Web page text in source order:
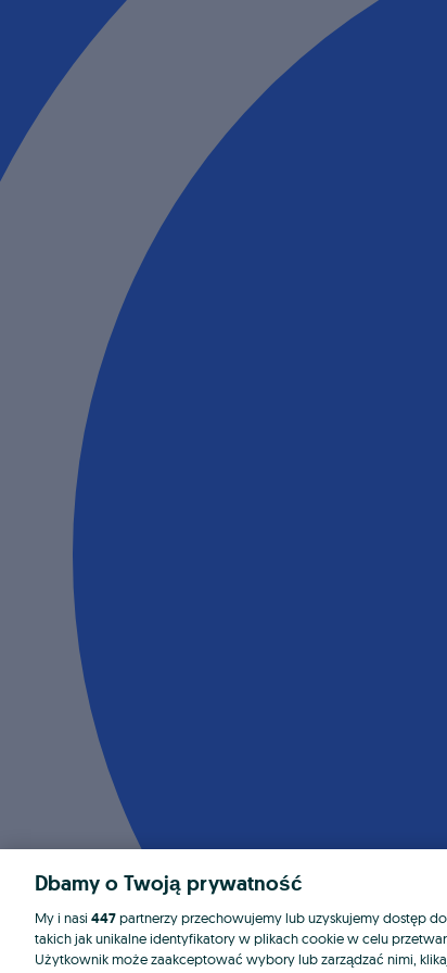
Dbamy o Twoją prywatność
My i nasi 447partnerzy przechowujemy lub uzyskujemy dostęp
takich jak unikalne identyfikatory w plikach cookie w celu
Użytkownik może zaakceptować wybory lub zarządzać nimi,